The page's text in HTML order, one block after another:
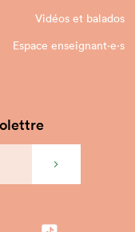
Vidéos et balados
Espace enseignant·e⋅s